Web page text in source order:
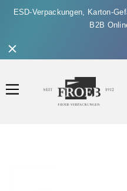
ESD-Verpackungen, Karton-
B2B